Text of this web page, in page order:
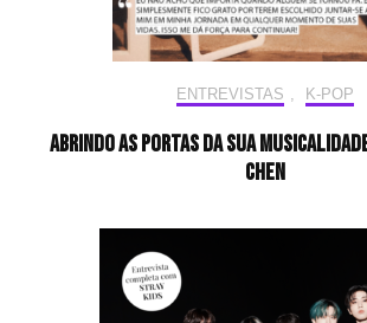
ENTREVISTAS K-POP
Abrindo as portas da sua
CHEN